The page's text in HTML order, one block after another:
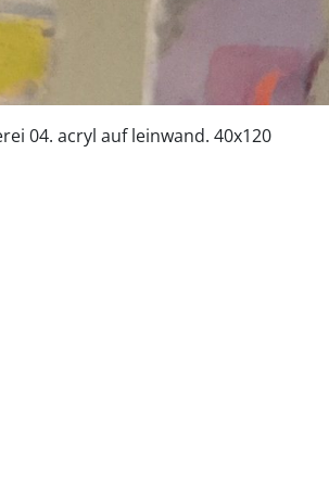
04. acryl auf leinwand. 40x120